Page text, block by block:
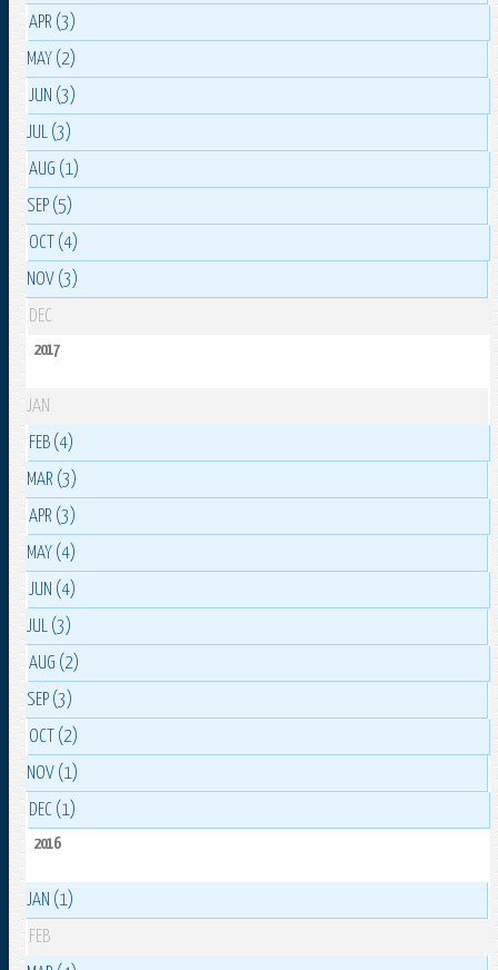
APR (3)
MAY (2)
JUN (3)
JUL (3)
AUG (1)
SEP (5)
OCT (4)
NOV (3)
DEC
2017
JAN
FEB (4)
MAR (3)
APR (3)
MAY (4)
JUN (4)
JUL (3)
AUG (2)
SEP (3)
OCT (2)
NOV (1)
DEC (1)
2016
JAN (1)
FEB